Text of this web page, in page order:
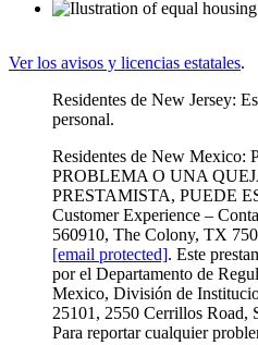
Ver los avisos y licencias estatales.
Residentes de New Jersey:
personal.
Residentes de New
PROBLEMA O UNA
PRESTAMISTA, PUEDE
Customer Experience –
560910, The Colony, TX
[email protected]. Este
por el Departamento de
Mexico, División de
25101, 2550 Cerrillos Road,
Para reportar cualquier